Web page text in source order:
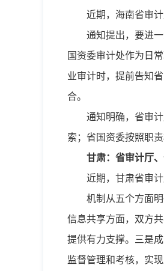
近期，海南省审
通知提出，要进
国资委审计处作为日
业审计时，提前告知
合。
通知明确，省审
索；省国资委按照职
甘肃：省审计厅
近期，甘肃省审
机制从五个方面
信息共享方面，双方
提供有力支撑。三是
监督管理和考核，实